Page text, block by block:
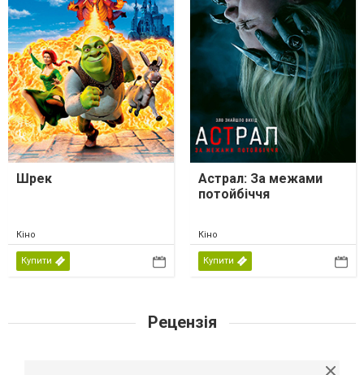
Шрек
Кіно
Купити
Астрал: За межами
потойбіччя
Кіно
Купити
Рецензія